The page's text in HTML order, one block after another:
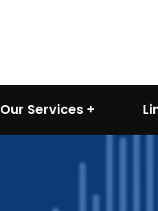
Our Services